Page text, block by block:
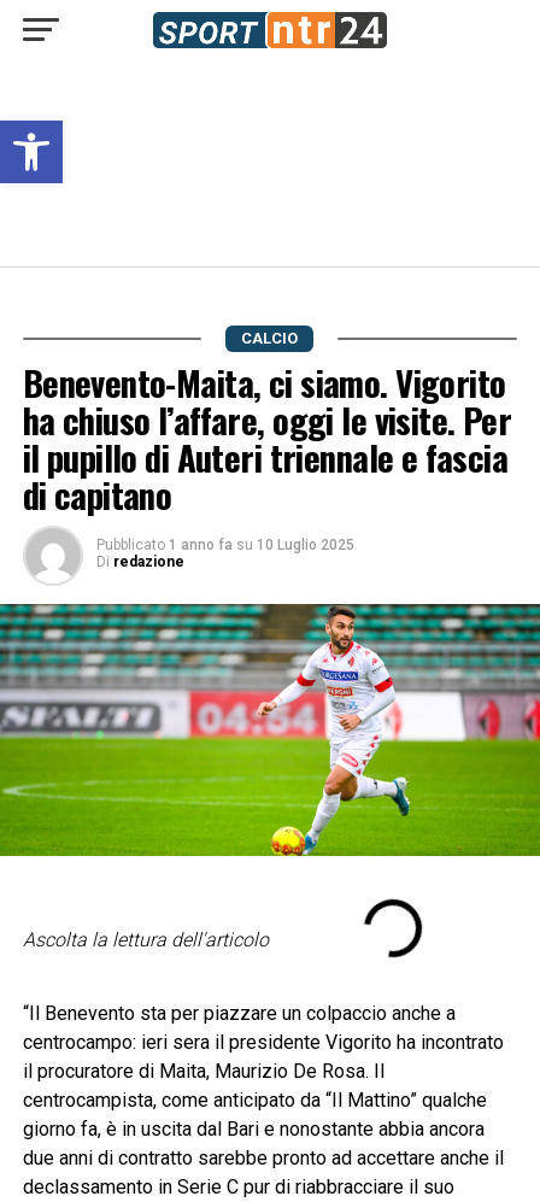
Open toolbar
CALCIO
Benevento-Maita, ci siamo. Vigorito
ha chiuso l’affare, oggi le visite. Per
il pupillo di Auteri triennale e fascia
di capitano
Pubblicato 1 anno fa su 10 Luglio 2025
Di redazione
Ascolta la lettura dell'articolo
“Il Benevento sta per piazzare un colpaccio anche a
centrocampo: ieri sera il presidente Vigorito ha incontrato
il procuratore di Maita, Maurizio De Rosa. Il
centrocampista, come anticipato da “Il Mattino” qualche
giorno fa, è in uscita dal Bari e nonostante abbia ancora
due anni di contratto sarebbe pronto ad accettare anche il
declassamento in Serie C pur di riabbracciare il suo